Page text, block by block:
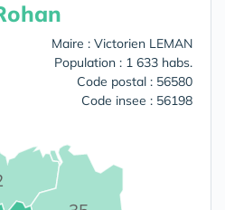
Maire : Victorien LEMAN
Population : 1 633 habs.
Code postal : 56580
Code insee : 56198